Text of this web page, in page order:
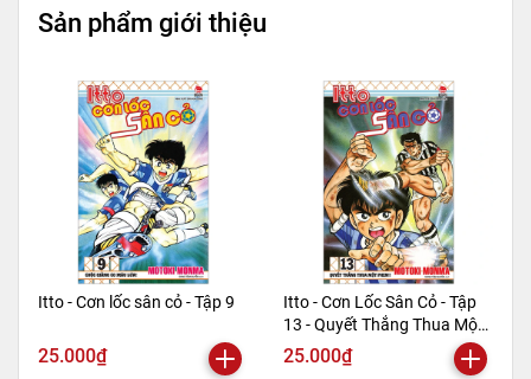
Sản phẩm giới thiệu
Itto - Cơn lốc sân cỏ - Tập 9
25.000₫
Itto - Cơn Lốc Sân Cỏ - Tập
13 - Quyết Thắng Thua Một
Phen!! (Tái Bản 2024)
25.000₫